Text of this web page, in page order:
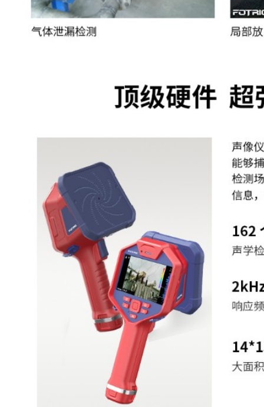
测量框
泄漏模式：本机显示泄漏
屏蔽周围区域，仅关注聚焦区
自动识别泄漏点，自动评估泄漏
局放诊断
自动诊断沿面放电、悬浮放电、
显示屏
5时，1280*720像素，采用大猩
IPS LCD触摸显示屏
单声源，多声源，全
支持3种调色板：
红蓝(Red-Blue)、铁红(Iron)、
支持调节透明度
显示为黑白灰度的可见光
特殊标记自动跟踪更大